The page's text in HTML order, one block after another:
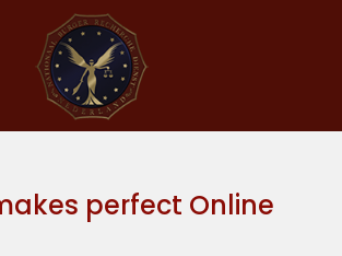
perfect Online